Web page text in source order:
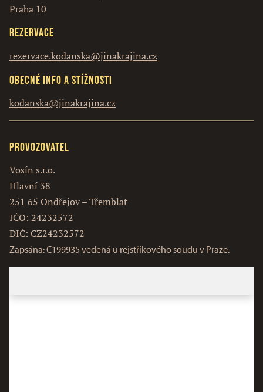
Praha 10
Rezervace
rezervace.kodanska@jinakrajina.cz
Obecné info a stížnosti
kodanska@jinakrajina.cz
Provozovatel
Vosín s.r.o.
Hlavní 38
251 65 Ondřejov – Třemblat
IČO: 24232572
DIČ: CZ24232572
Zapsána: C199935 vedená u rejstříkového soudu v Praze.